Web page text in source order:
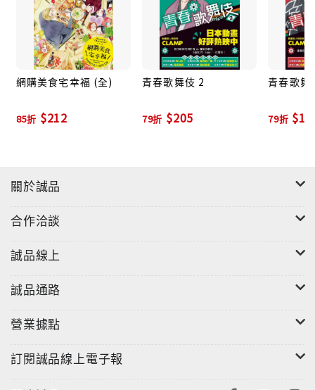
網購美食宅幸福 (全)
85折 $212
青春歌舞伎 2
79折 $205
青春歌舞
79折
關於誠品
合作洽談
誠品線上
誠品通路
營業據點
訂閱誠品線上電子報